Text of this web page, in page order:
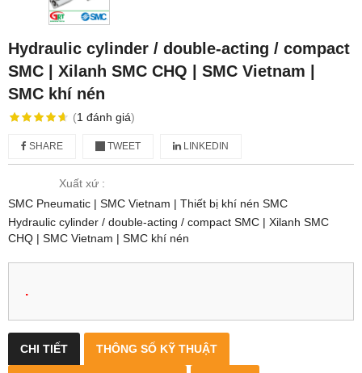
Hydraulic cylinder / double-acting / compact
SMC | Xilanh SMC CHQ | SMC Vietnam |
SMC khí nén
(1 đánh giá)
SHARE TWEET LINKEDIN
Xuất xứ :
SMC Pneumatic | SMC Vietnam | Thiết bị khí nén SMC
Hydraulic cylinder / double-acting / compact SMC | Xilanh SMC
CHQ | SMC Vietnam | SMC khí nén
.
CHI TIẾT THÔNG SỐ KỸ THUẬT